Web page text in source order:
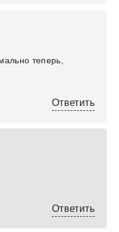
теперь,
Ответить
Ответить